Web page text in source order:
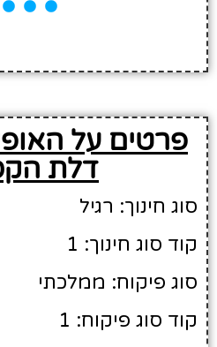
פרטים על
דלת
סוג חינוך: רגיל
קוד סוג חינוך: 1
סוג פיקוח: ממלכתי
קוד סוג פיקוח: 1